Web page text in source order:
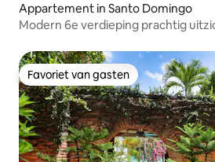
Appartement in Santo Domingo
Modern 6e verdieping prachtig
Favoriet van gasten
Favoriet van gasten